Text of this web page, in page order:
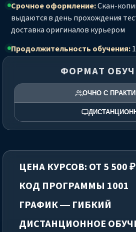
Срочное оформление:Скан-
выдаются в день прохождения
доставка оригиналов курьером
Продолжительность обучения:
ФОРМАТ
ОЧНО С
ЦЕНА КУРСОВ: ОТ 5 500 ₽
КОД ПРОГРАММЫ 1001
ГРАФИК — ГИБКИЙ
ДИСТАНЦИОННОЕ